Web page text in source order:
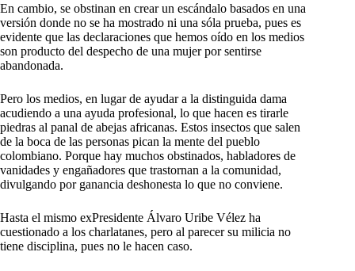
En cambio, se obstinan en crear un escándalo basados en una
versión donde no se ha mostrado ni una sóla prueba, pues es
evidente que las declaraciones que hemos oído en los medios
son producto del despecho de una mujer por sentirse
abandonada.
Pero los medios, en lugar de ayudar a la distinguida dama
acudiendo a una ayuda profesional, lo que hacen es tirarle
piedras al panal de abejas africanas. Estos insectos que salen
de la boca de las personas pican la mente del pueblo
colombiano. Porque hay muchos obstinados, habladores de
vanidades y engañadores que trastornan a la comunidad,
divulgando por ganancia deshonesta lo que no conviene.
Hasta el mismo exPresidente Álvaro Uribe Vélez ha
cuestionado a los charlatanes, pero al parecer su milicia no
tiene disciplina, pues no le hacen caso.